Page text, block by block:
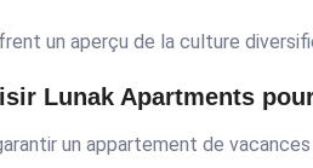
un aperçu de la culture
Lunak Apartments
un appartement de